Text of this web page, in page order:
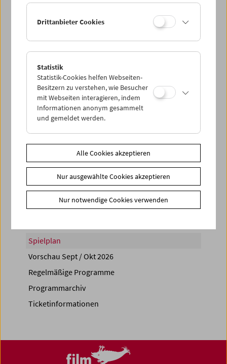
So 30.6.
PROGRAMM ÜBERBLICK
Spielplan
Vorschau Sept / Okt 2026
Regelmäßige Programme
Programmarchiv
Ticketinformationen
Drittanbieter Cookies
Statistik
Statistik-Cookies helfen Webseiten-
Besitzern zu verstehen, wie Besucher
mit Webseiten interagieren, indem
Informationen anonym gesammelt
und gemeldet werden.
Alle Cookies akzeptieren
Nur ausgewählte Cookies akzeptieren
Nur notwendige Cookies verwenden